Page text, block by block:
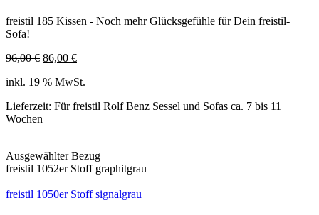
freistil 185 Kissen - Noch mehr Glücksgefühle für Dein freistil-
Sofa!
96,00€ Ursprünglicher
war:
86,00 €Aktueller
ist:
inkl. 19 % MwSt.
Lieferzeit: Für freistil Rolf Benz Sessel und Sofas ca. 7 bis 11
Wochen
Ausgewählter Bezug
freistil 1052er Stoff graphitgrau
freistil 1050er Stoff signalgrau